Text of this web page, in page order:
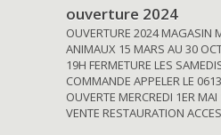
ouverture 2024
OUVERTURE 2024 MAGASIN
ANIMAUX 15 MARS AU 30
19H FERMETURE LES
COMMANDE APPELER LE
OUVERTE MERCREDI 1ER
VENTE RESTAURATION